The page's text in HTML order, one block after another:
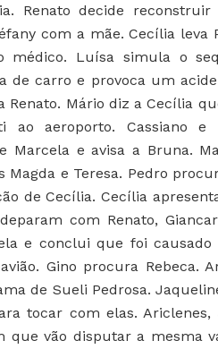
Renato decide
com a mãe. Cecília leva
médico. Luísa simula o
de carro e provoca um
Mário diz a Cecília
aeroporto. Cassiano e
Marcela e avisa a Bruna.
e Teresa. Pedro
de Cecília. Cecília
com Renato,
e conclui que foi causado
Gino procura Rebeca.
de Sueli Pedrosa.
tocar com elas. Ariclenes,
que vão disputar a mesma